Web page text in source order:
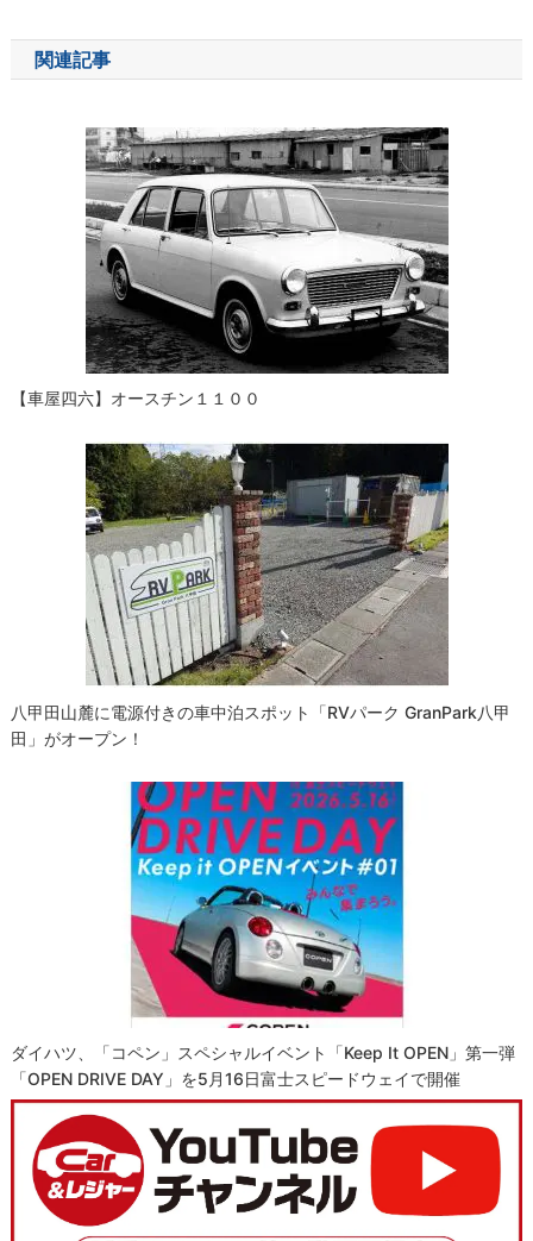
ナ
ビ
関連記事
【車屋四六】オースチン１１００
八甲田山麓に電源付きの車中泊スポット「RVパーク GranPark八甲
田」がオープン！
ダイハツ、「コペン」スペシャルイベント「Keep It OPEN」第一弾
「OPEN DRIVE DAY」を5月16日富士スピードウェイで開催